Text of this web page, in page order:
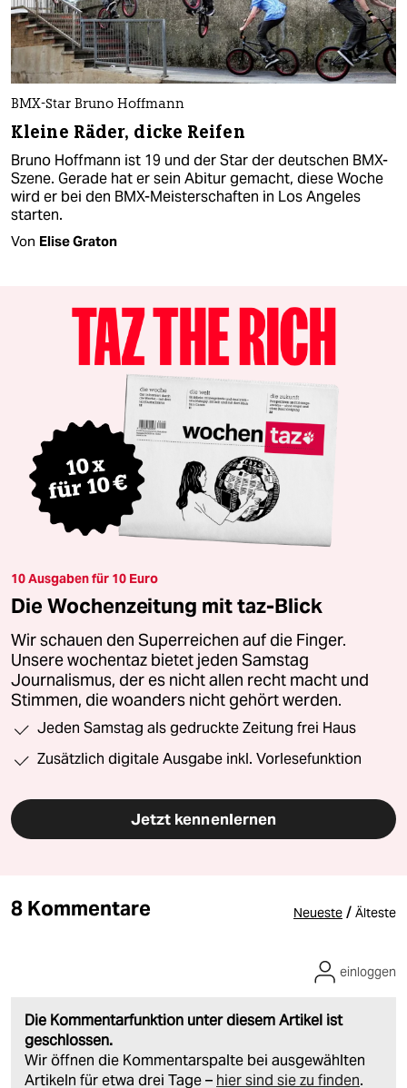
BMX-Star Bruno Hoffmann
Kleine Räder, dicke Reifen
Bruno Hoffmann ist 19 und der Star der deutschen BMX-
Szene. Gerade hat er sein Abitur gemacht, diese Woche
wird er bei den BMX-Meisterschaften in Los Angeles
starten.
Von Elise Graton
10 Ausgaben für 10 Euro
Die Wochenzeitung mit taz-Blick
Wir schauen den Superreichen auf die Finger.
Unsere wochentaz bietet jeden Samstag
Journalismus, der es nicht allen recht macht und
Stimmen, die woanders nicht gehört werden.
Jeden Samstag als gedruckte Zeitung frei Haus
Zusätzlich digitale Ausgabe inkl. Vorlesefunktion
Jetzt kennenlernen
8 Kommentare Neueste / Älteste
Die Kommentarfunktion unter diesem Artikel ist
geschlossen.
Wir öffnen die Kommentarspalte bei ausgewählten
Artikeln für etwa drei Tage – hier sind sie zu finden.
einloggen